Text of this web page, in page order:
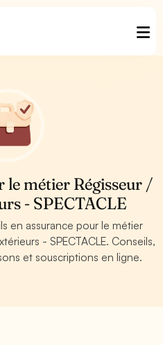
le métier Régisseur /
- SPECTACLE
en assurance pour le métier
- SPECTACLE. Conseils,
et souscriptions en ligne.